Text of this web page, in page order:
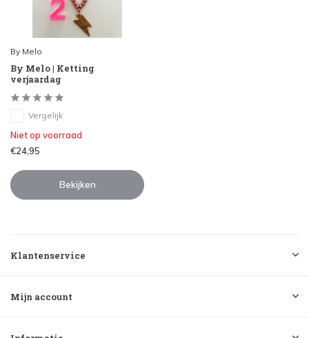
By Melo
By Melo | Ketting
verjaardag
Vergelijk
Niet op voorraad
€24,95
Bekijken
Klantenservice
Mijn account